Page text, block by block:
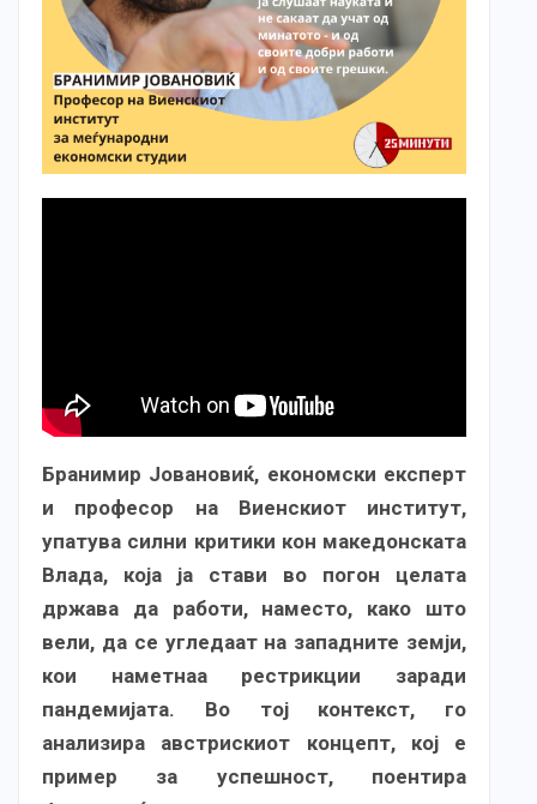
Бранимир Јовановиќ, економски експерт
и професор на Виенскиот институт,
упатува силни критики кон македонската
Влада, која ја стави во погон целата
држава да работи, наместо, како што
вели, да се угледаат на западните земји,
кои наметнаа рестрикции заради
пандемијата. Во тој контекст, го
анализира австрискиот концепт, кој е
пример за успешност, поентира